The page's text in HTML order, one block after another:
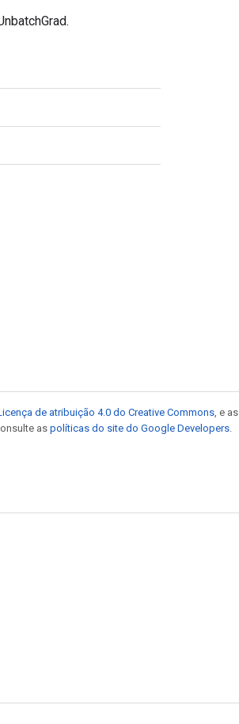
de atribuição 4.0 do Creative Commons , e as
aspolíticas do site do Google Developers